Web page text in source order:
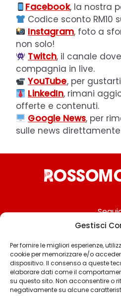
Gestisci
Per fornire le migliori esperienze,
cookie per memorizzare e/o
dispositivo. Il consenso a queste
elaborare dati come il
su questo sito. Non acconsentire o
negativamente su alcune
Facebook, la nostra
Codice sconto RM10
Instagram, foto a
non solo!
Twitch, il canale
compagnia in live.
YouTube, per
LinkedIn, rimani
offerte e contenuti.
Google News, per
sulle news
Chi
Termini &